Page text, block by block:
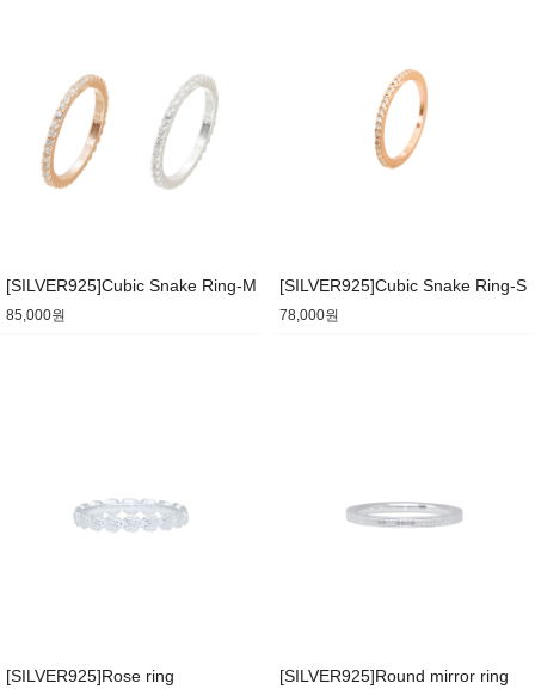
[SILVER925]Cubic Snake Ring-M
85,000원
[SILVER925]Cubic Snake Ring-S
78,000원
[SILVER925]Rose ring [SILVER925]Round mirror ring